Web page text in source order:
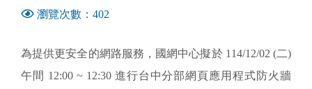
瀏覽次數：402
為提供更安全的網路服務，國網中心擬於 114/12/02 (二)
午間 12:00 ~ 12:30 進行台中分部網頁應用程式防火牆